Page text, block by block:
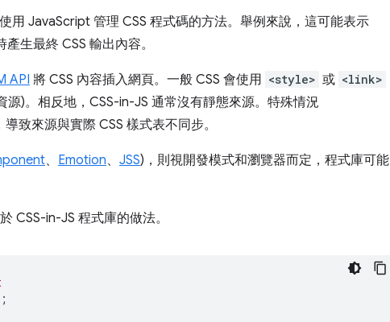
用 JavaScript 管理 CSS 程式碼的方法。舉例來說，這可能表示
生最終 CSS 輸出內容。
API 將 CSS 內容插入網頁。一般 CSS 會使用 <style> 或 <link>
)。相反地，CSS-in-JS 通常沒有靜態來源。特殊情況
致來源與實際 CSS 樣式表不同步。
、 Emotion、 JSS)，則視開發模式和瀏覽器而定，程式庫可能
CSS-in-JS 程式庫的做法。